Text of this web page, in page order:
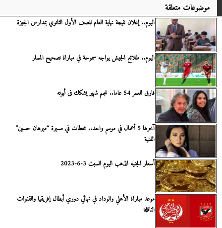
موضوعات متعلقة
اليوم.. إعلان نتيجة نهاية العام للصف الأول الثانوي بمدارس الجيزة
اليوم.. طلائع الجيش يواجه سموحة في مباراة تصحيح المسار
فارق العمر 54 عاما.. نجم شهير يشكك فى أبوته
آخرها 5 أعمال في موسم واحد.. محطات في مسيرة “ميرهان حسين”
الفنية
أسعار الجنيه الذهب اليوم السبت 3-6-2023
موعد مباراة الأهلي والوداد في نهائي دوري أبطال إفريقيا والقنوات
الناقلة